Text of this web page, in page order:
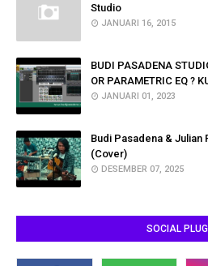
Studio
JANUARI 16, 2015
BUDI PASADENA
OR PARAMETRIC EQ ?
JANUARI 01, 2023
Budi Pasadena & Julian
(Cover)
DESEMBER 07, 2025
SOCIAL